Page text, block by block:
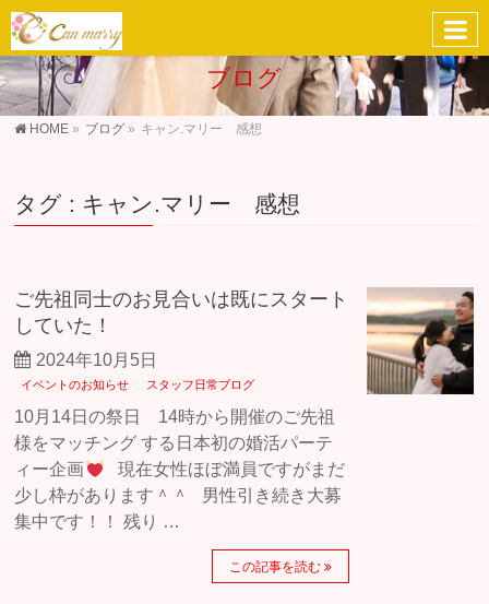
ブログ
HOME » ブログ » キャン.マリー 感想
タグ : キャン.マリー 感想
ご先祖同士のお見合いは既にスタート
していた！
2024年10月5日
イベントのお知らせ スタッフ日常ブログ
10月14日の祭日 14時から開催のご先祖
様をマッチング する日本初の婚活パーテ
ィー企画
現在女性ほぼ満員ですがまだ
少し枠があります＾＾ 男性引き続き大募
集中です！！ 残り …
この記事を読む